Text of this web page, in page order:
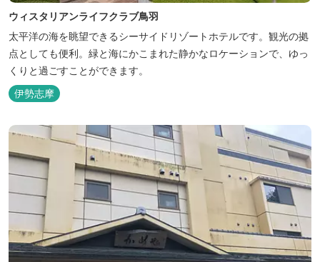
ウィスタリアンライフクラブ鳥羽
太平洋の海を眺望できるシーサイドリゾートホテルです。観光の拠
点としても便利。緑と海にかこまれた静かなロケーションで、ゆっ
くりと過ごすことができます。
伊勢志摩